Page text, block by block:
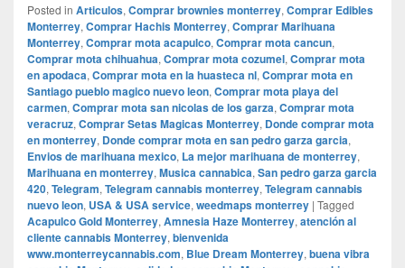
Posted in Articulos, Comprar brownies monterrey, Comprar Edibles
Monterrey, Comprar Hachis Monterrey, Comprar Marihuana
Monterrey, Comprar mota acapulco, Comprar mota cancun,
Comprar mota chihuahua, Comprar mota cozumel, Comprar mota
en apodaca, Comprar mota en la huasteca nl, Comprar mota en
Santiago pueblo magico nuevo leon, Comprar mota playa del
carmen, Comprar mota san nicolas de los garza, Comprar mota
veracruz, Comprar Setas Magicas Monterrey, Donde comprar mota
en monterrey, Donde comprar mota en san pedro garza garcia,
Envios de marihuana mexico, La mejor marihuana de monterrey,
Marihuana en monterrey, Musica cannabica, San pedro garza garcia
420, Telegram, Telegram cannabis monterrey, Telegram cannabis
nuevo leon, USA & USA service, weedmaps monterrey | Tagged
Acapulco Gold Monterrey, Amnesia Haze Monterrey, atención al
cliente cannabis Monterrey, bienvenida
www.monterreycannabis.com, Blue Dream Monterrey, buena vibra